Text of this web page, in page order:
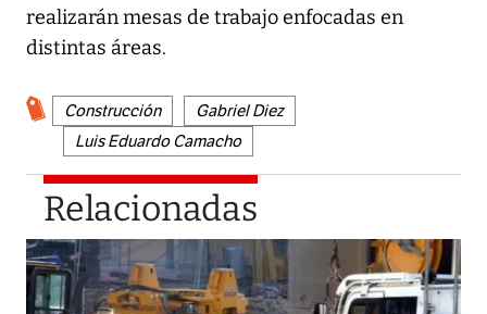
realizarán mesas de trabajo enfocadas en
distintas áreas.
Construcción
Gabriel Diez
Luis Eduardo Camacho
Relacionadas